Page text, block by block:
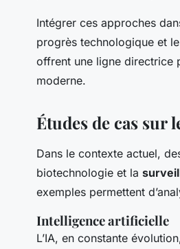
Intégrer ces approches
progrès technologique et
offrent une ligne directrice
moderne.
Études de cas sur
Dans le contexte actuel,
biotechnologie et la
exemples permettent
Intelligence artificielle
L’IA, en constante